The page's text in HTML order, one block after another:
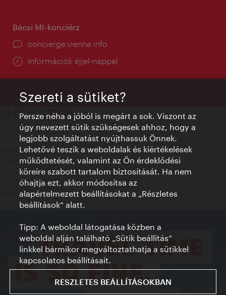
Bécsi MI-konciérz
concierge.vienna.info
Információk éjjel-nappal
Kapcsolat
Credits
Adatvédelmi nyilatkozat
Terms of Use
Megközelíthetőség
Sajtókapcsolat
Sütik beállítása
© Copyright WienTourismus
Szereti a sütiket?
Persze néha a jóból is megárt a sok. Viszont az
úgy nevezett sütik szükségesek ahhoz, hogy a
legjobb szolgáltatást nyújthassuk Önnek.
Lehetővé teszik a weboldalak és kiértékelések
működtetését, valamint az Ön érdeklődési
köreire szabott tartalom biztosítását. Ha nem
óhajtja ezt, akkor módosítsa az
alapértelmezett beállításokat a „Részletes
beállítások“ alatt.
Tipp: A weboldal látogatása közben a
weboldal alján található „Sütik beállítás”
linkkel bármikor megváltoztathatja a sütikkel
kapcsolatos beállításait.
RESZLETES BEÁLLÍTÁSOKBAN